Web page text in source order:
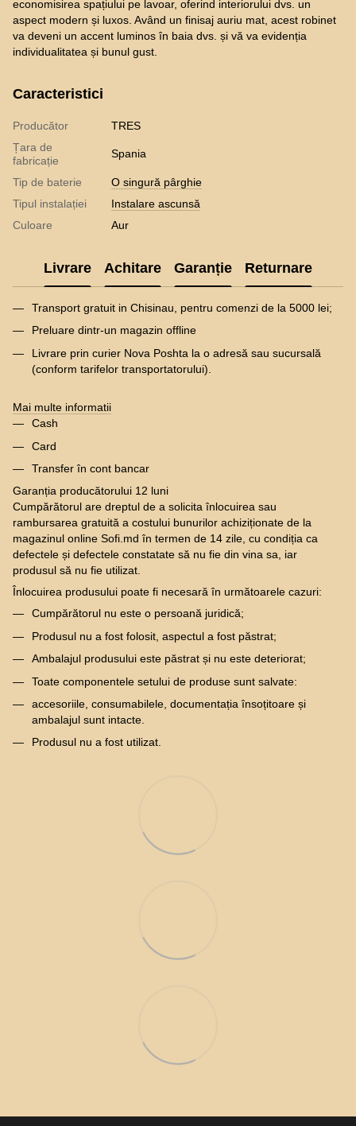
economisirea spațiului pe lavoar, oferind interiorului dvs. un
aspect modern și luxos. Având un finisaj auriu mat, acest robinet
va deveni un accent luminos în baia dvs. și vă va evidenția
individualitatea și bunul gust.
Caracteristici
Producător
TRES
Țara de
fabricație
Spania
Tip de baterie
O singură pârghie
Tipul instalației
Instalare ascunsă
Culoare
Aur
Livrare Achitare Garanție Returnare
Transport gratuit in Chisinau, pentru comenzi de la 5000 lei;
Preluare dintr-un magazin offline
Livrare prin curier Nova Poshta la o adresă sau sucursală
(conform tarifelor transportatorului).
Mai multe informatii
Cash
Card
Transfer în cont bancar
Garanția producătorului 12 luni
Cumpărătorul are dreptul de a solicita înlocuirea sau
rambursarea gratuită a costului bunurilor achiziționate de la
magazinul online Sofi.md în termen de 14 zile, cu condiția ca
defectele și defectele constatate să nu fie din vina sa, iar
produsul să nu fie utilizat.
Înlocuirea produsului poate fi necesară în următoarele cazuri:
Cumpărătorul nu este o persoană juridică;
Produsul nu a fost folosit, aspectul a fost păstrat;
Ambalajul produsului este păstrat și nu este deteriorat;
Toate componentele setului de produse sunt salvate:
accesoriile, consumabilele, documentația însoțitoare și
ambalajul sunt intacte.
Produsul nu a fost utilizat.